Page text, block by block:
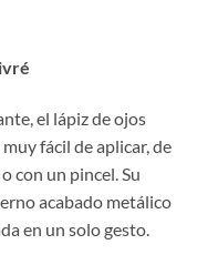
el lápiz de ojos
fácil de aplicar, de
con un pincel. Su
acabado metálico
en un solo gesto.